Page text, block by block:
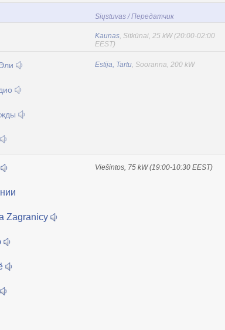
Siųstuvas / Передатчик
Kaunas, Sitkūnai, 25 kW (20:00-02:00
EEST)
Estija, Tartu, Sooranna, 200 kW
Zagranicy
Viešintos, 75 kW (19:00-10:30 EEST)